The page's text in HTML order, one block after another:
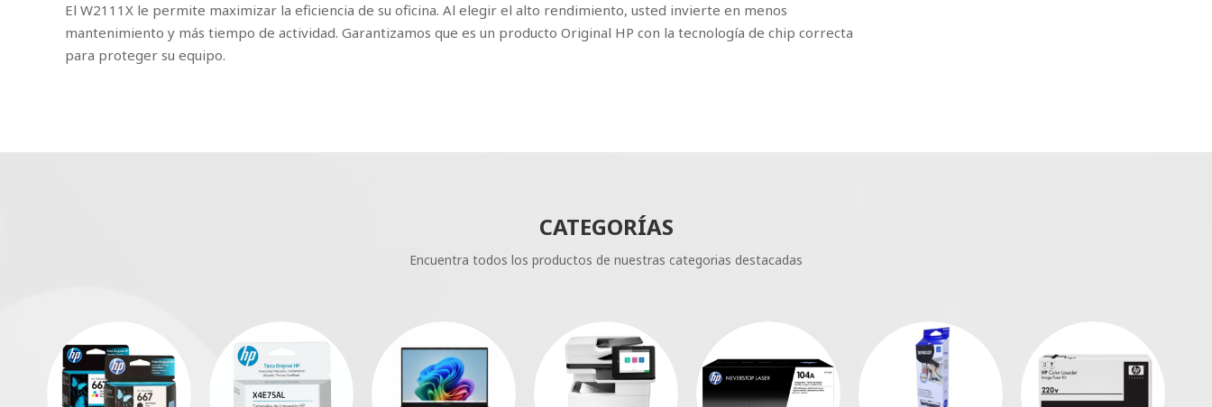
El W2111X le permite maximizar la eficiencia de su oficina. Al elegir el alto rendimiento, usted invierte en menos
mantenimiento y más tiempo de actividad. Garantizamos que es un producto Original HP con la tecnología de chip correcta
para proteger su equipo.
CATEGORÍAS
Encuentra todos los productos de nuestras categorias destacadas